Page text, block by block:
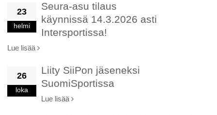
23
helmi
Seura-asu tilaus
käynnissä 14.3.2026 asti
Intersportissa!
Lue lisää
26
loka
Liity SiiPon jäseneksi
SuomiSportissa
Lue lisää